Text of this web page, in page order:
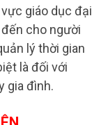
giáo dục đại
cho người
lý thời gian
là đối với
gia đình.